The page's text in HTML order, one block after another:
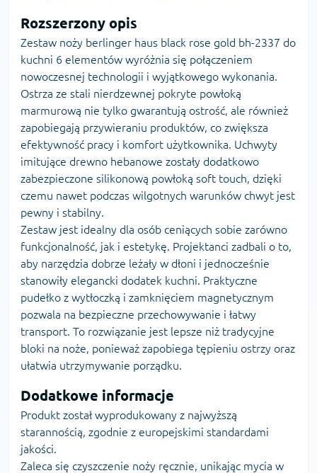
Rozszerzony opis
Zestaw noży berlinger haus black rose gold bh-2337 do
kuchni 6 elementów wyróżnia się połączeniem
nowoczesnej technologii i wyjątkowego wykonania.
Ostrza ze stali nierdzewnej pokryte powłoką
marmurową nie tylko gwarantują ostrość, ale również
zapobiegają przywieraniu produktów, co zwiększa
efektywność pracy i komfort użytkownika. Uchwyty
imitujące drewno hebanowe zostały dodatkowo
zabezpieczone silikonową powłoką soft touch, dzięki
czemu nawet podczas wilgotnych warunków chwyt jest
pewny i stabilny.
Zestaw jest idealny dla osób ceniących sobie zarówno
funkcjonalność, jak i estetykę. Projektanci zadbali o to,
aby narzędzia dobrze leżały w dłoni i jednocześnie
stanowiły elegancki dodatek kuchni. Praktyczne
pudełko z wytłoczką i zamknięciem magnetycznym
pozwala na bezpieczne przechowywanie i łatwy
transport. To rozwiązanie jest lepsze niż tradycyjne
bloki na noże, ponieważ zapobiega tępieniu ostrzy oraz
ułatwia utrzymywanie porządku.
Dodatkowe informacje
Produkt został wyprodukowany z najwyższą
starannością, zgodnie z europejskimi standardami
jakości.
Zaleca się czyszczenie noży ręcznie, unikając mycia w